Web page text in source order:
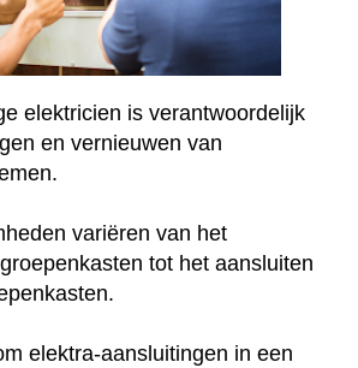
elektricien is verantwoordelijk
en vernieuwen van
variëren van het
tot het aansluiten
elektra-aansluitingen in een